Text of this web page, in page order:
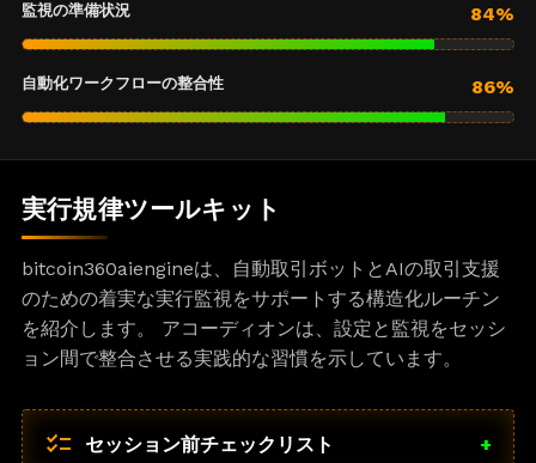
監視の準備状況 84%
自動化ワークフローの整合性 86%
実行規律ツールキット
bitcoin360aiengineは、自動取引ボットとAIの取引支援
のための着実な実行監視をサポートする構造化ルーチン
を紹介します。 アコーディオンは、設定と監視をセッシ
ョン間で整合させる実践的な習慣を示しています。
checklist セッション前チェックリスト +